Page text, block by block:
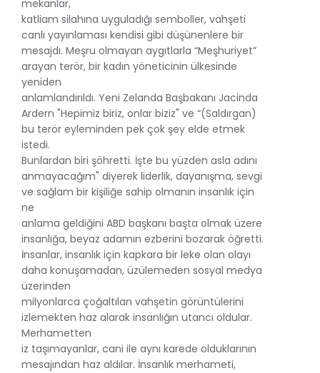
mekanlar,
katliam silahına uyguladığı semboller, vahşeti
canlı yayınlaması kendisi gibi düşünenlere bir
mesajdı. Meşru olmayan aygıtlarla “Meşhuriyet”
arayan terör, bir kadın yöneticinin ülkesinde
yeniden
anlamlandırıldı. Yeni Zelanda Başbakanı Jacinda
Ardern "Hepimiz biriz, onlar biziz" ve “(Saldırgan)
bu terör eyleminden pek çok şey elde etmek
istedi.
Bunlardan biri şöhretti. İşte bu yüzden asla adını
anmayacağım" diyerek liderlik, dayanışma, sevgi
ve sağlam bir kişiliğe sahip olmanın insanlık için
ne
anlama geldiğini ABD başkanı başta olmak üzere
insanlığa, beyaz adamın ezberini bozarak öğretti.
İnsanlar, insanlık için kapkara bir leke olan olayı
daha konuşamadan, üzülemeden sosyal medya
üzerinden
milyonlarca çoğaltılan vahşetin görüntülerini
izlemekten haz alarak insanlığın utancı oldular.
Merhametten
iz taşımayanlar, cani ile aynı karede olduklarının
mesajından haz aldılar. İnsanlık merhameti,